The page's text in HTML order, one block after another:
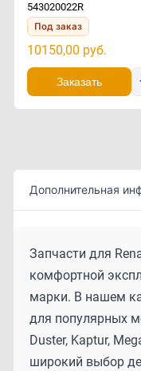
543020022R
Под заказ
10150,00 руб.
Заказать
Дополнительная
Запчасти для
комфортной
марки. В нашем
для популярных
Duster, Kaptur,
широкий выбор